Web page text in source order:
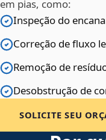
em pias, como:
Inspeção do
Correção de fluxo
Remoção de
Desobstrução de
SOLICITE SEU